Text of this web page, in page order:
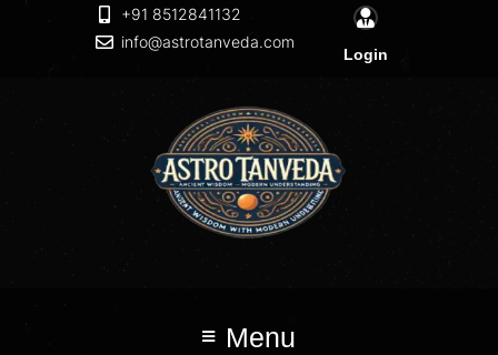
+91 8512841132
info@astrotanveda.com
Login
Menu